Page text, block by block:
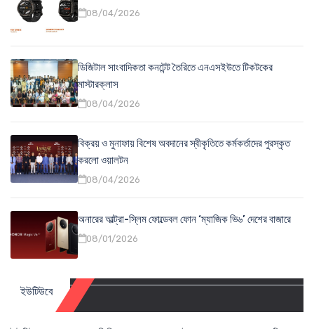
08/04/2026
ডিজিটাল সাংবাদিকতা কনটেন্ট তৈরিতে এনএসইউতে টিকটকের
মাস্টারক্লাস
08/04/2026
বিক্রয় ও মুনাফায় বিশেষ অবদানের স্বীকৃতিতে কর্মকর্তাদের পুরস্কৃত
করলো ওয়ালটন
08/04/2026
অনারের আল্ট্রা-স্লিম ফোল্ডেবল ফোন ‘ম্যাজিক ভি৬’ দেশের বাজারে
08/01/2026
ইউটিউবে